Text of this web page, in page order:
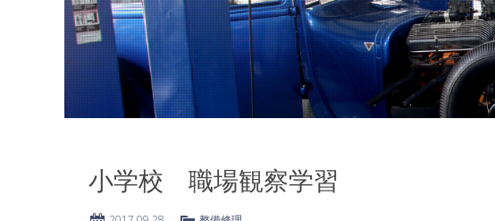
小学校 職場観察学習